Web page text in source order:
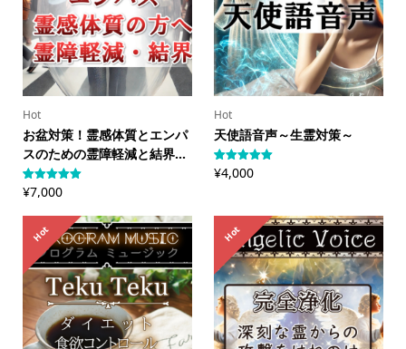
Hot
お盆対策！霊感体質とエンパ
スのための霊障軽減と結界...
2
件の利用者
評価に基づ
価のうち、
5.00点
¥7,000
Hot
天使語音声～生霊対策～
3
件の利用者
評価に基づ
5.00点
¥4,000
Hot Hot